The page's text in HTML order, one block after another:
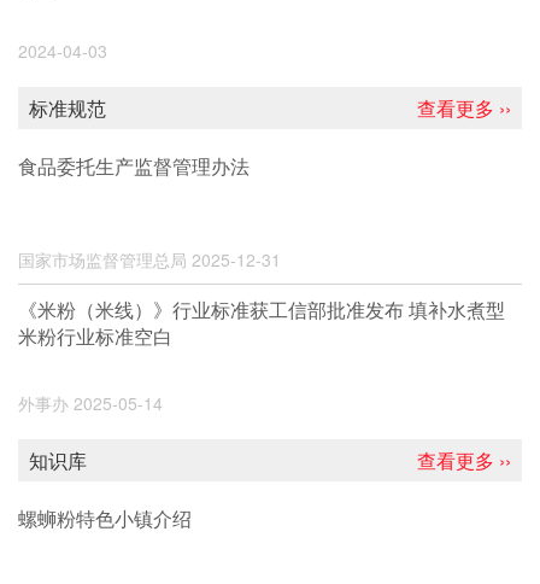
2024-04-03
查看更多 ››
标准规范
食品委托生产监督管理办法
国家市场监督管理总局 2025-12-31
《米粉（米线）》行业标准获工信部批准发布 填补水煮型
米粉行业标准空白
外事办 2025-05-14
查看更多 ››
知识库
螺蛳粉特色小镇介绍